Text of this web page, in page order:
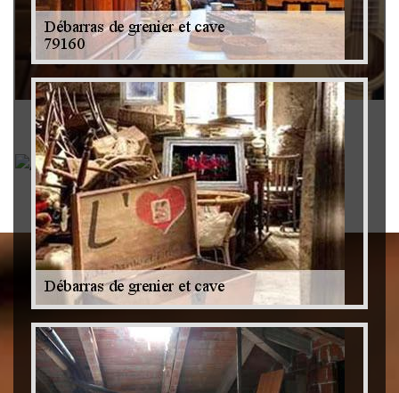
Rachat instrument de musique 79
Achat antiquité 79